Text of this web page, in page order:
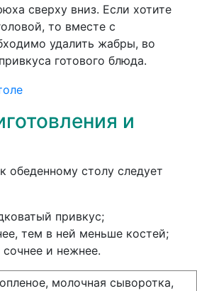
сверху вниз. Если хотите
то вместе с
удалить жабры, во
готового блюда.
и
обеденному столу следует
привкус;
тем в ней меньше костей;
и нежнее.
молочная сыворотка,